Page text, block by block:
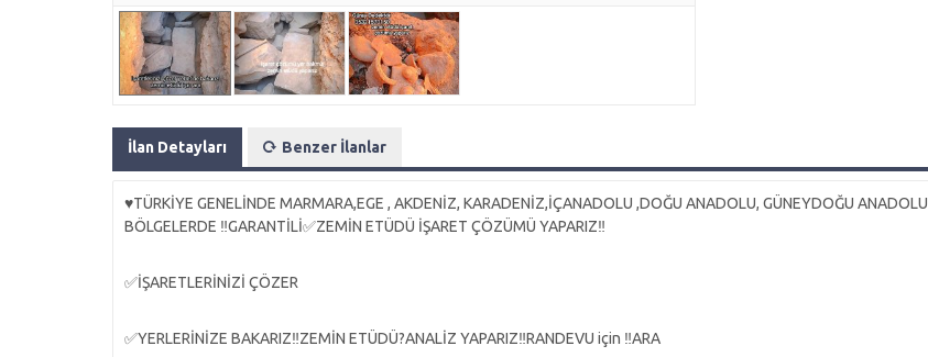
İlan Detayları Benzer İlanlar
♥️TÜRKİYE GENELİNDE MARMARA,EGE , AKDENİZ, KARADENİZ,İÇANADOLU ,DOĞU ANADOLU, GÜNEYDOĞU ANADOLU
BÖLGELERDE ‼️GARANTİLİ✅ZEMİN ETÜDÜ İŞARET ÇÖZÜMÜ YAPARIZ‼️
✅İŞARETLERİNİZİ ÇÖZER
✅YERLERİNİZE BAKARIZ‼️ZEMİN ETÜDÜ?ANALİZ YAPARIZ‼️RANDEVU için ‼️ARA